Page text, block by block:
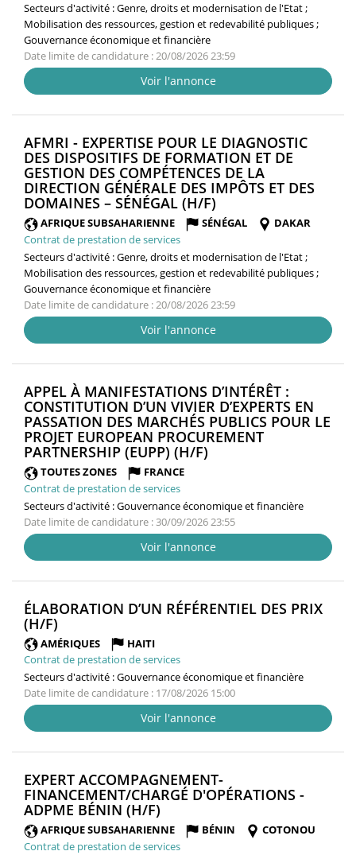
Secteurs d'activité :Genre, droits et modernisation de l'Etat ;
Mobilisation des ressources, gestion et redevabilité publiques ;
Gouvernance économique et financière
Date limite de candidature : 20/08/2026 23:59
Voir l'annonce
AFMRI - EXPERTISE POUR LE DIAGNOSTIC
DES DISPOSITIFS DE FORMATION ET DE
GESTION DES COMPÉTENCES DE LA
DIRECTION GÉNÉRALE DES IMPÔTS ET DES
DOMAINES – SÉNÉGAL (H/F)
FENÊTRE)
AFRIQUE SUBSAHARIENNE SÉNÉGAL
DAKAR
Contrat de prestation de services
Secteurs d'activité :Genre, droits et modernisation de l'Etat ;
Mobilisation des ressources, gestion et redevabilité publiques ;
Gouvernance économique et financière
Date limite de candidature : 20/08/2026 23:59
Voir l'annonce
APPEL À MANIFESTATIONS D’INTÉRÊT :
CONSTITUTION D’UN VIVIER D’EXPERTS EN
PASSATION DES MARCHÉS PUBLICS POUR LE
PROJET EUROPEAN PROCUREMENT
PARTNERSHIP (EUPP) (H/F)
TOUTES ZONES
FRANCE
Contrat de prestation de services
Secteurs d'activité :Gouvernance économique et financière
Date limite de candidature : 30/09/2026 23:55
Voir l'annonce
ÉLABORATION D’UN RÉFÉRENTIEL DES PRIX
(H/F)
FENÊTRE)
AMÉRIQUES
HAITI
Contrat de prestation de services
Secteurs d'activité :Gouvernance économique et financière
Date limite de candidature : 17/08/2026 15:00
Voir l'annonce
EXPERT ACCOMPAGNEMENT-
FINANCEMENT/CHARGÉ D'OPÉRATIONS -
ADPME BÉNIN (H/F)
FENÊTRE)
AFRIQUE SUBSAHARIENNE BÉNIN
COTONOU
Contrat de prestation de services